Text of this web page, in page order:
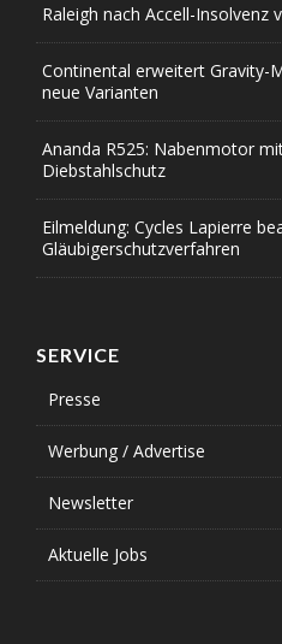
Raleigh nach Accell-Insolvenz
Continental erweitert Gravity-
neue Varianten
Ananda R525: Nabenmotor
Diebstahlschutz
Eilmeldung: Cycles Lapierre
Gläubigerschutzverfahren
SERVICE
Presse
Werbung / Advertise
Newsletter
Aktuelle Jobs